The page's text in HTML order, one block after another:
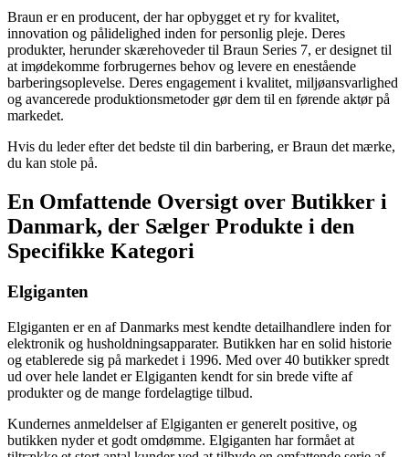
Braun er en producent, der har opbygget et ry for kvalitet,
innovation og pålidelighed inden for personlig pleje. Deres
produkter, herunder skærehoveder til Braun Series 7, er designet til
at imødekomme forbrugernes behov og levere en enestående
barberingsoplevelse. Deres engagement i kvalitet, miljøansvarlighed
og avancerede produktionsmetoder gør dem til en førende aktør på
markedet.
Hvis du leder efter det bedste til din barbering, er Braun det mærke,
du kan stole på.
En Omfattende Oversigt over Butikker i
Danmark, der Sælger Produkte i den
Specifikke Kategori
Elgiganten
Elgiganten er en af Danmarks mest kendte detailhandlere inden for
elektronik og husholdningsapparater. Butikken har en solid historie
og etablerede sig på markedet i 1996. Med over 40 butikker spredt
ud over hele landet er Elgiganten kendt for sin brede vifte af
produkter og de mange fordelagtige tilbud.
Kundernes anmeldelser af Elgiganten er generelt positive, og
butikken nyder et godt omdømme. Elgiganten har formået at